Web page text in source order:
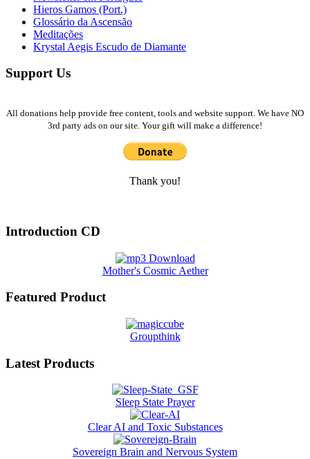
Hieros Gamos (Port.)
Glossário da Ascensão
Meditações
Krystal Aegis Escudo de Diamante
Support Us
All donations help provide free content, tools and website support. We have NO
3rd party ads on our site. Your gift will make a difference!
Thank you!
Introduction CD
Mother's Cosmic Aether
Featured Product
Groupthink
Latest Products
Sleep State Prayer
Clear AI and Toxic Substances
Sovereign Brain and Nervous System